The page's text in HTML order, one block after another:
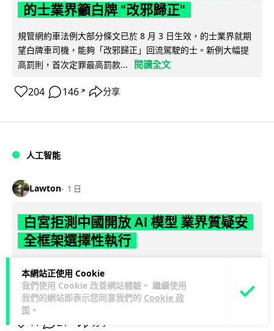
本網站正使用 Cookie
我們使用 Cookie 改善網站體驗。 繼續使用
我們的網站即表示您同意我們的 Cookie 政
策 。
的士業界籲白牌 "改邪歸正"
規管網約車法例大部分條文已於 8 月 3 日生效，的士業界就期
望白牌車司機，能夠「改邪歸正」回流駕駛的士。新例大幅提
高罰則，首次定罪最高罰款...
閱讀全文
204 146 ↗ 分享
人工智能
Lawton 1 日
白宮拒測中國開放 AI 模型 業界質疑安
全框架選擇性執行
彭博社報道，白宮通知美國頂尖 AI 公司，中國開發的開放權重
模型將不納入特朗普政府新 AI 安全框架的測試範圍。美國業界
則聯署呼籲政府不要限... 閱讀全文
44 21 分享